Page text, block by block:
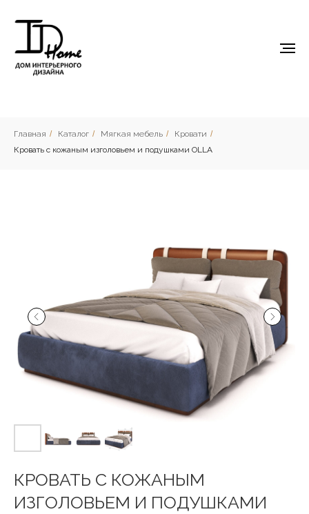
Главная / Каталог / Мягкая мебель / Кровати /
Кровать c кожаным изголовьем и подушками OLLA
КРОВАТЬ C КОЖАНЫМ
ИЗГОЛОВЬЕМ И ПОДУШКАМИ